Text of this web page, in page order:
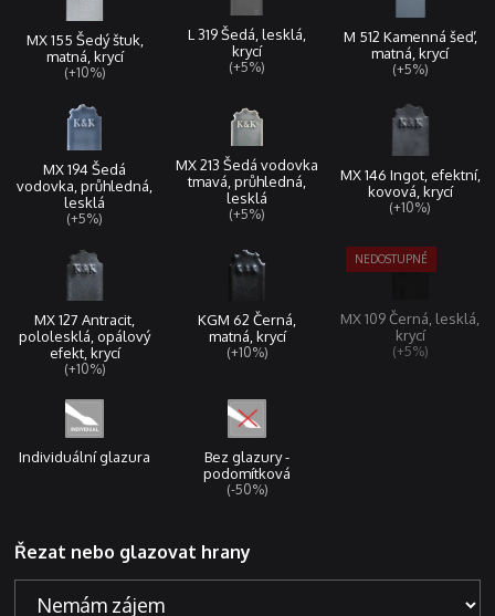
MX 155 Šedý štuk,
matná, krycí
(+10%)
L 319 Šedá, lesklá,
krycí
(+5%)
M 512 Kamenná šeď,
matná, krycí
(+5%)
MX 194 Šedá
vodovka, průhledná,
lesklá
(+5%)
MX 213 Šedá vodovka
tmavá, průhledná,
lesklá
(+5%)
MX 146 Ingot, efektní,
kovová, krycí
(+10%)
MX 127 Antracit,
pololesklá, opálový
efekt, krycí
(+10%)
KGM 62 Černá,
matná, krycí
(+10%)
MX 109 Černá, lesklá,
krycí
(+5%)
Individuální glazura
Bez glazury -
podomítková
(-50%)
Řezat nebo glazovat hrany